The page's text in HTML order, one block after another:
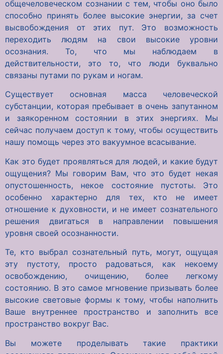
общечеловеческом сознании с тем, чтобы оно было
способно принять более высокие энергии, за счет
высвобождения от этих пут. Это возможность
переходить людям на свои высокие уровни
осознания. То, что мы наблюдаем в
действительности, это то, что люди буквально
связаны путами по рукам и ногам.
Существует основная масса человеческой
субстанции, которая пребывает в очень запутанном
и заякоренном состоянии в этих энергиях. Мы
сейчас получаем доступ к тому, чтобы осуществить
нашу помощь через это вакуумное всасывание.
Как это будет проявляться для людей, и какие будут
ощущения? Мы говорим Вам, что это будет некая
опустошенность, некое состояние пустоты. Это
особенно характерно для тех, кто не имеет
отношение к духовности, и не имеет сознательного
решения двигаться в направлении повышения
уровня своей осознанности.
Те, кто выбрал сознательный путь, могут, ощущая
эту пустоту, просто радоваться, как некоему
освобождению, очищению, более легкому
состоянию. В это самое мгновение призывать более
высокие световые формы к тому, чтобы наполнить
Ваше внутреннее пространство и заполнить все
пространство вокруг Вас.
Вы можете проделывать такие практики